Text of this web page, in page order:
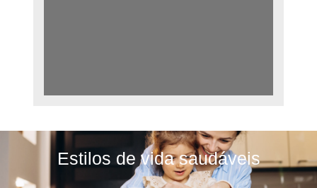
Estilos de vida saudáveis